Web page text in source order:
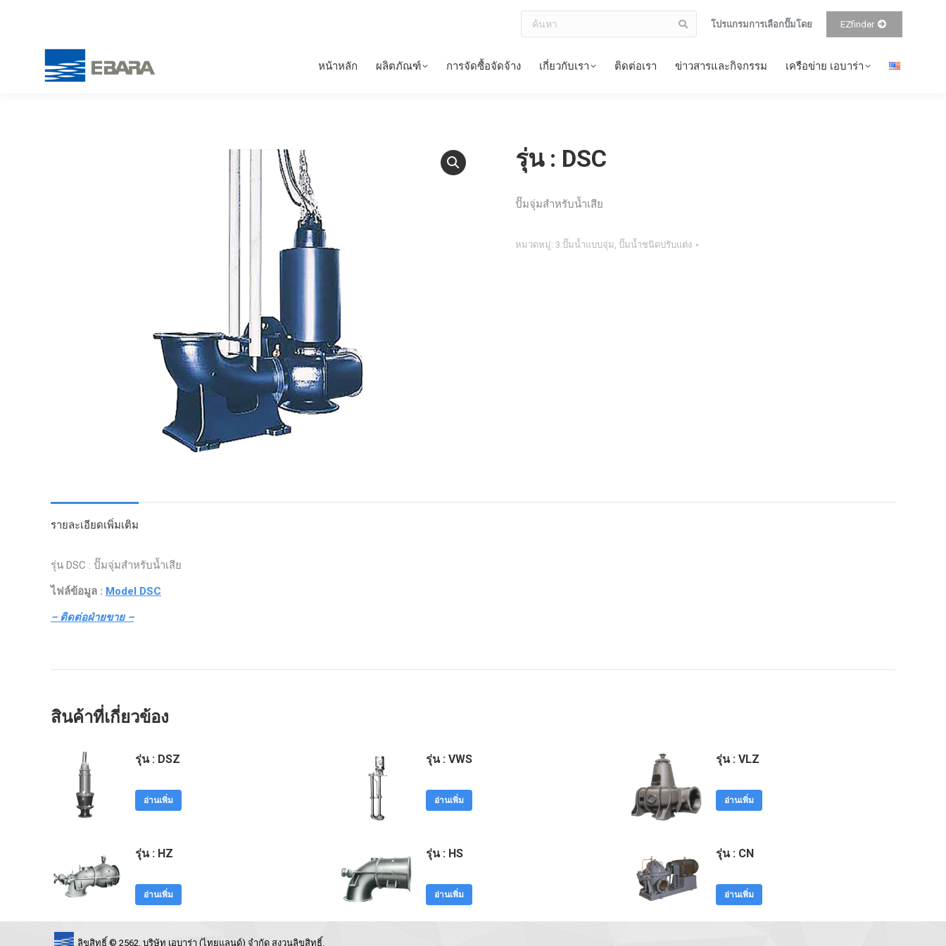
ค้นหา
โปรแกรมการเลือกปั๊มโดย EZfinder
หน้าหลัก ผลิตภัณฑ์ การจัดซื้อจัดจ้าง เกี่ยวกับเรา ติดต่อเรา ข่าวสารและกิจกรรม เครือข่าย เอบาร่า
รุ่น : DSC
ปั๊มจุ่มสำหรับน้ำเสีย
หมวดหมู่: 3.ปั๊มน้ำแบบจุ่ม , ปั๊มน้ำชนิดปรับแต่ง
รายละเอียดเพิ่มเติม
รุ่น DSC : ปั๊มจุ่มสำหรับน้ำเสีย
ไฟล์ข้อมูล : Model DSC
– ติดต่อฝ่ายขาย –
สินค้าที่เกี่ยวข้อง
รุ่น : DSZ
อ่านเพิ่ม
รุ่น : VWS
อ่านเพิ่ม
รุ่น : VLZ
อ่านเพิ่ม
รุ่น : HZ
อ่านเพิ่ม
รุ่น : HS
อ่านเพิ่ม
รุ่น : CN
อ่านเพิ่ม
ลิขสิทธิ์ © 2562. บริษัท เอบาร่า (ไทยแลนด์) จำกัด สงวนลิขสิทธิ์.